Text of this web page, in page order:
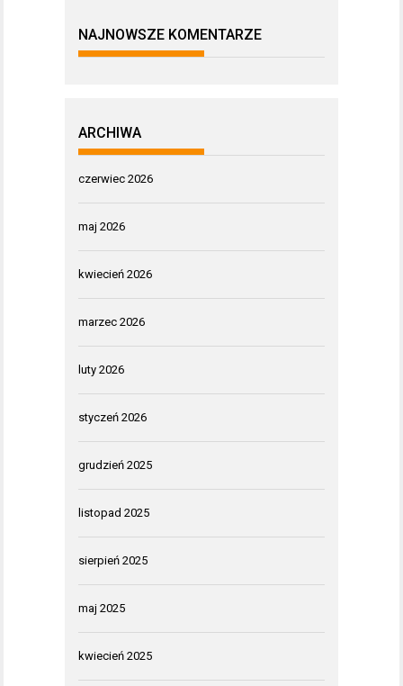
NAJNOWSZE KOMENTARZE
ARCHIWA
czerwiec 2026
maj 2026
kwiecień 2026
marzec 2026
luty 2026
styczeń 2026
grudzień 2025
listopad 2025
sierpień 2025
maj 2025
kwiecień 2025